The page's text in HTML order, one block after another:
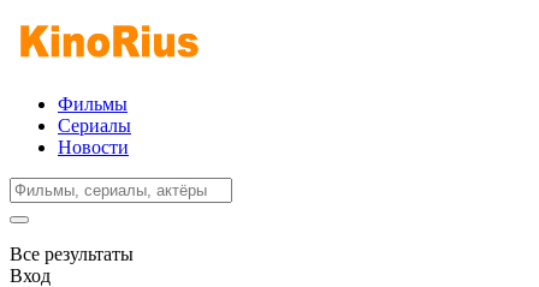
Фильмы
Сериалы
Новости
Все результаты
Вход